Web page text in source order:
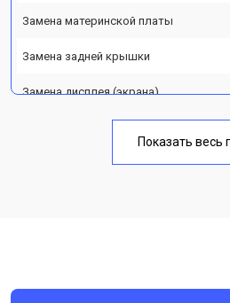
Замена материнской платы
Замена задней крышки
Замена дисплея (экрана)
Замена кнопки включения
Показать весь